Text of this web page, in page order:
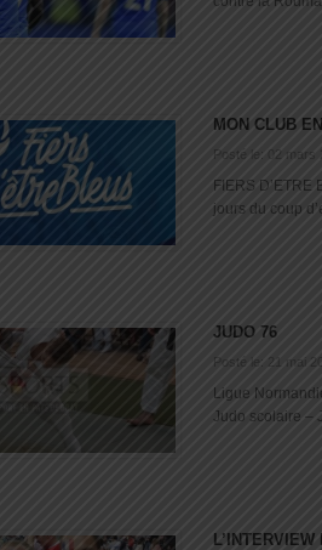
MON CLUB
Posté le: 02 mars
FIERS
jours du coup
JUDO 76
Posté le: 21 mai
Ligue
Judo scolaire –